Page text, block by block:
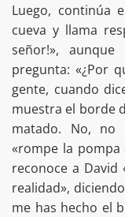
Luego, continúa
cueva y llama
señor!»,
pregunta: «¿Por
gente, cuando
muestra el borde
matado. No, no
«rompe la pompa
reconoce a
realidad»,
me has hecho el